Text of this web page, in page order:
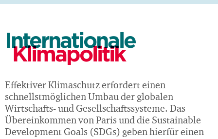
Internationale
Klimapolitik
Effektiver Klimaschutz erfordert einen
schnellstmöglichen Umbau der globalen
Wirtschafts- und Gesellschaftssysteme. Das
Übereinkommen von Paris und die Sustainable
Development Goals (SDGs) geben hierfür einen